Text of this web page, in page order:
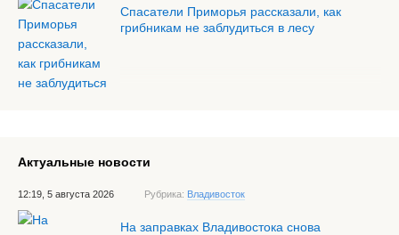
Спасатели Приморья рассказали, как
грибникам не заблудиться в лесу
Актуальные новости
12:19, 5 августа 2026 Рубрика: Владивосток
На заправках Владивостока снова